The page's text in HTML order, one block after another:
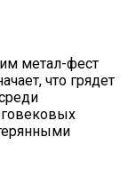
метал-фест
что грядет